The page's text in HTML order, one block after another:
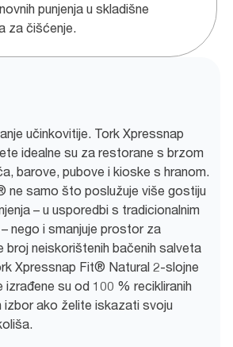
punjenja u skladišne
za čišćenje.
učinkovitije. Tork Xpressnap
idealne su za restorane s brzom
barove, pubove i kioske s hranom.
ne samo što poslužuje više gostiju
– u usporedbi s tradicionalnim
nego i smanjuje prostor za
broj neiskorištenih bačenih salveta
Xpressnap Fit® Natural 2-slojne
su od 100 % recikliranih
izbor ako želite iskazati svoju